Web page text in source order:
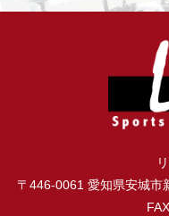
〒446-0061 愛知県安城